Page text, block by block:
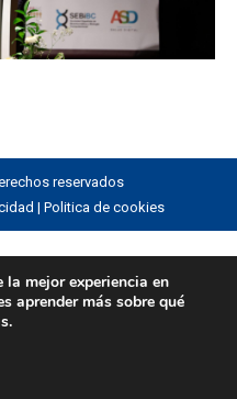
reservados
| Politica de cookies
mejor experiencia en
aprender más sobre qué